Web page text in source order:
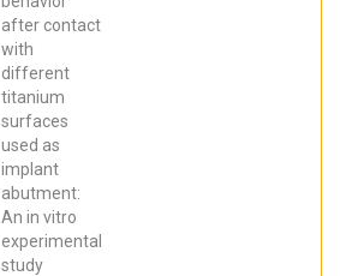
after contact
with
different
titanium
surfaces
used as
implant
abutment:
An in vitro
experimental
study